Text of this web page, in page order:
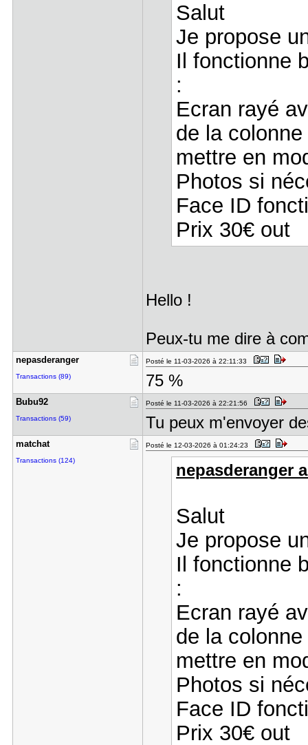
Salut
Je propose
Il fonctionne
:
Ecran rayé
de la
mettre en
Photos si
Face ID
Prix 30€ out
Hello !
Peux-tu me dire à
nepasderan​ger
Transactions (89)
Posté le 11-03-2026 à 22:11:33
75 %
Bubu92
Transactions (59)
Posté le 11-03-2026 à 22:21:56
Tu peux m'envoyer
matchat
Transactions (124)
Posté le 12-03-2026 à 01:24:23
nepasderanger
Salut
Je propose
Il fonctionne
:
Ecran rayé
de la
mettre en
Photos si
Face ID
Prix 30€ out